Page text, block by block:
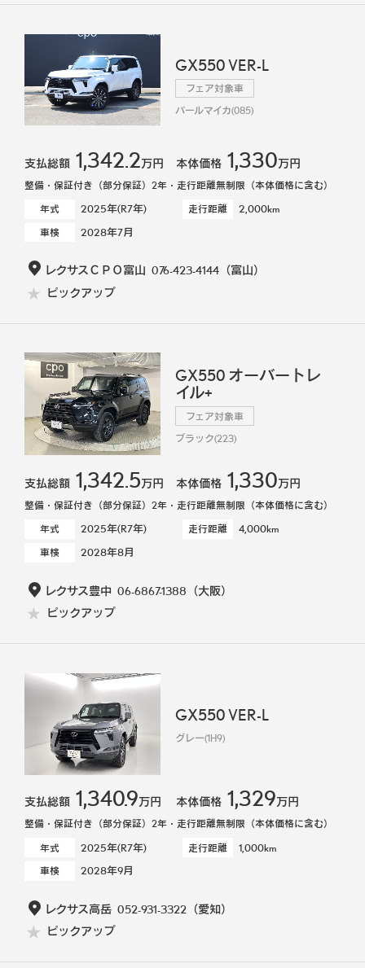
GX550 VER-L
フェア対象車
パールマイカ(085)
支払総額 1,342.2万円 本体価格 1,330万円
整備・保証付き（部分保証）2年・走行距離無制限（本体価格に含む）
年式
2025年(R7年) 走行距離 2,000km
車検 2028年7月
レクサスＣＰＯ富山 076-423-4144（富山）
ピックアップ
GX550 オーバートレ
イル+
フェア対象車
ブラック(223)
支払総額 1,342.5万円 本体価格 1,330万円
整備・保証付き（部分保証）2年・走行距離無制限（本体価格に含む）
年式
2025年(R7年) 走行距離 4,000km
車検 2028年8月
レクサス豊中 06-6867-1388 （大阪）
ピックアップ
GX550 VER-L
グレー(1H9)
支払総額 1,340.9万円 本体価格 1,329万円
整備・保証付き（部分保証）2年・走行距離無制限（本体価格に含む）
年式
2025年(R7年) 走行距離 1,000km
車検 2028年9月
レクサス高岳 052-931-3322 （愛知）
ピックアップ